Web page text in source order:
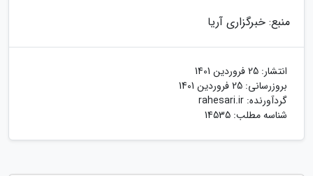
منبع: خبرگزاری آریا
انتشار: 25 فروردین 1401
بروزرسانی: 25 فروردین 1401
گردآورنده: rahesari.ir
شناسه مطلب: 14535